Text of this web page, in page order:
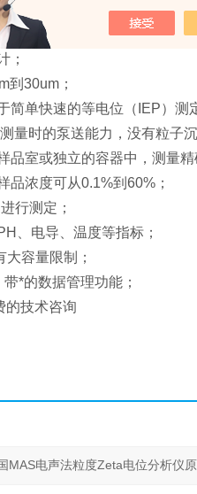
品准备，从而消除了操作失
；
到30um；
简单快速的等电位（IEP）测
量时的泵送能力，没有粒子
品室或独立的容器中，测量精
品浓度可从0.1%到60%；
行测定；
、电导、温度等指标；
容量限制；
*的数据管理功能；
的技术咨询